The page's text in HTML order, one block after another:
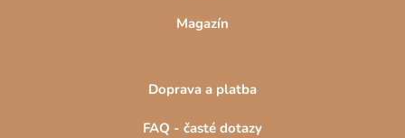
Magazín
Doprava a platba
FAQ - časté dotazy